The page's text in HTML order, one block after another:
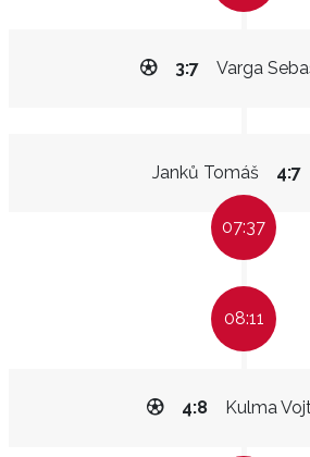
Varga
3:7
Janků Tomáš 4:7
07:37
08:11
Kulma
4:8